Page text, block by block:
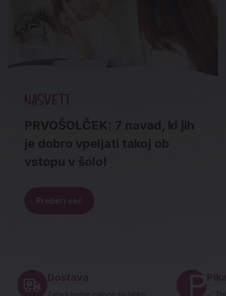
NASVETI
PRVOŠOLČEK: 7 navad, ki jih
je dobro vpeljati takoj ob
vstopu v šolo!
Dostava
Zaradi lastne zaloge so lahko